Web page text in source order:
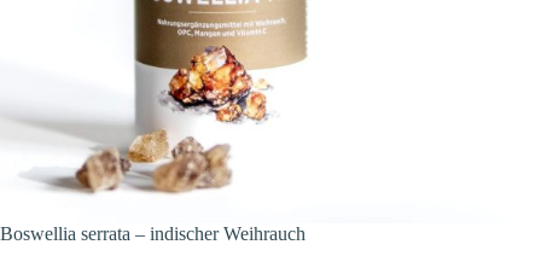
Boswellia serrata – indischer Weihrauch